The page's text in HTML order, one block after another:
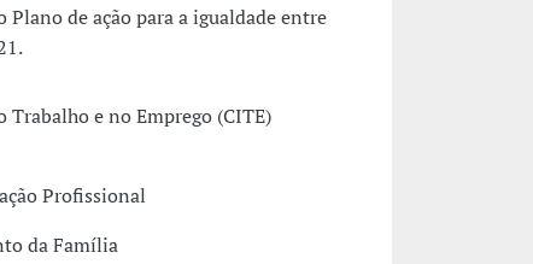
Plano de ação para a igualdade entre
Trabalho e no Emprego (CITE)
Profissional
da Família